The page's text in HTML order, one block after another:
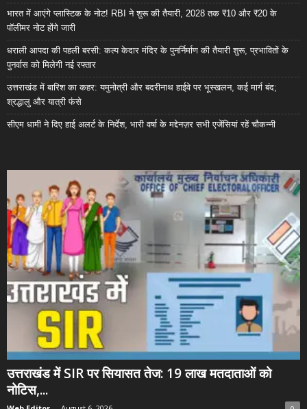
भारत में आएंगे प्लास्टिक के नोट! RBI ने शुरू की तैयारी, 2028 तक ₹10 और ₹20 के
पॉलीमर नोट होंगे जारी
धराली आपदा की पहली बरसी: कल्प केदार मंदिर के पुनर्निर्माण की तैयारी शुरू, प्रभावितों के
पुनर्वास को मिलेगी नई रफ्तार
उत्तराखंड में बारिश का कहर: यमुनोत्री और बदरीनाथ हाईवे पर भूस्खलन, कई मार्ग बंद;
श्रद्धालु और यात्री फंसे
सीएम धामी ने दिए हाई अलर्ट के निर्देश, भारी वर्षा के मद्देनज़र सभी एजेंसियां रहें चौकन्नी
उत्तराखंड में SIR पर सियासत तेज: 19 लाख मतदाताओं को
नोटिस,...